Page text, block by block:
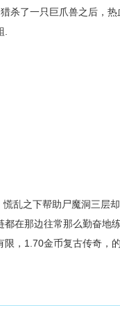
杀了一只巨爪兽之后，
乱之下帮助尸魔洞三层
在那边往常那么勤奋地
，1.70金币复古传奇，